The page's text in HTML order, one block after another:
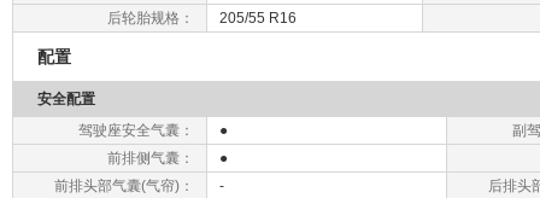
后轮胎规格：
205/55 R16
配置
安全配置
驾驶座安全气囊：
●
副
前排侧气囊：
●
前排头部气囊(气帘)：
-
后排头